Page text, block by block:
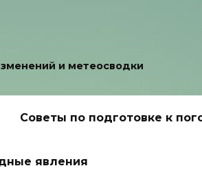
и метеосводки
Советы по подготовке к
явления